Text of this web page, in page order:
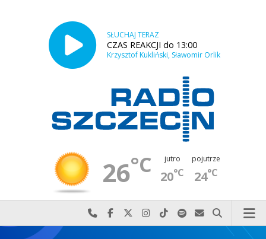
SŁUCHAJ TERAZ
CZAS REAKCJI do 13:00
Krzysztof Kukliński, Sławomir Orlik
26°C jutro
20°C
pojutrze
24°C
Najlepiej po prostu do nas zadzwoń
Odwiedź nas na Facebook-u
Odwiedź nas na X
Odwiedź nas na Instagram-ie
Odwiedź nas na TikTok-u
Szukaj nas na Spotify
Wyślij do nas
Szukaj